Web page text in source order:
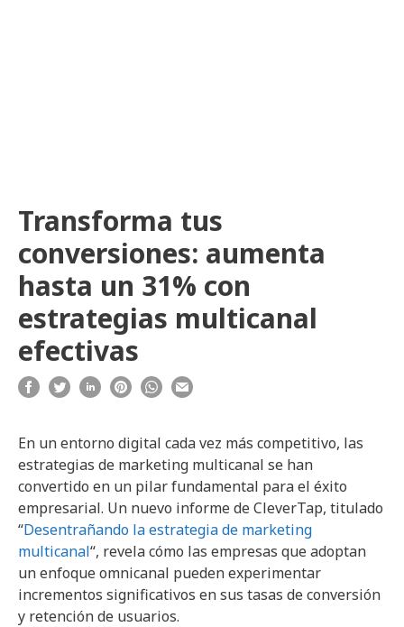
Transforma tus
conversiones: aumenta
hasta un 31% con
estrategias multicanal
efectivas
En un entorno digital cada vez más competitivo, las
estrategias de marketing multicanal se han
convertido en un pilar fundamental para el éxito
empresarial. Un nuevo informe de CleverTap, titulado
“Desentrañando la estrategia de marketing
multicanal“, revela cómo las empresas que adoptan
un enfoque omnicanal pueden experimentar
incrementos significativos en sus tasas de conversión
y retención de usuarios.